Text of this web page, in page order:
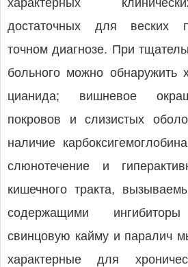
характерных
достаточных для веских
точном диагнозе. При
больного можно обнаружить
цианида; вишневое
покровов и слизистых
наличие
слюнотечение и
кишечного тракта,
содержащими ингибиторы
свинцовую кайму и паралич
характерные для